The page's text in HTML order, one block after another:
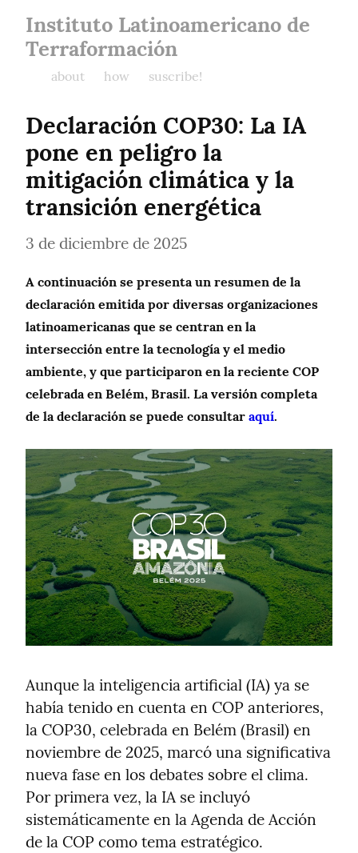
Instituto Latinoamericano de
Terraformación
about how suscribe!
Declaración COP30: La IA
pone en peligro la
mitigación climática y la
transición energética
3 de diciembre de 2025
A continuación se presenta un resumen de la
declaración emitida por diversas organizaciones
latinoamericanas que se centran en la
intersección entre la tecnología y el medio
ambiente, y que participaron en la reciente COP
celebrada en Belém, Brasil. La versión completa
de la declaración se puede consultar aquí.
Aunque la inteligencia artificial (IA) ya se
había tenido en cuenta en COP anteriores,
la COP30, celebrada en Belém (Brasil) en
noviembre de 2025, marcó una significativa
nueva fase en los debates sobre el clima.
Por primera vez, la IA se incluyó
sistemáticamente en la Agenda de Acción
de la COP como tema estratégico.